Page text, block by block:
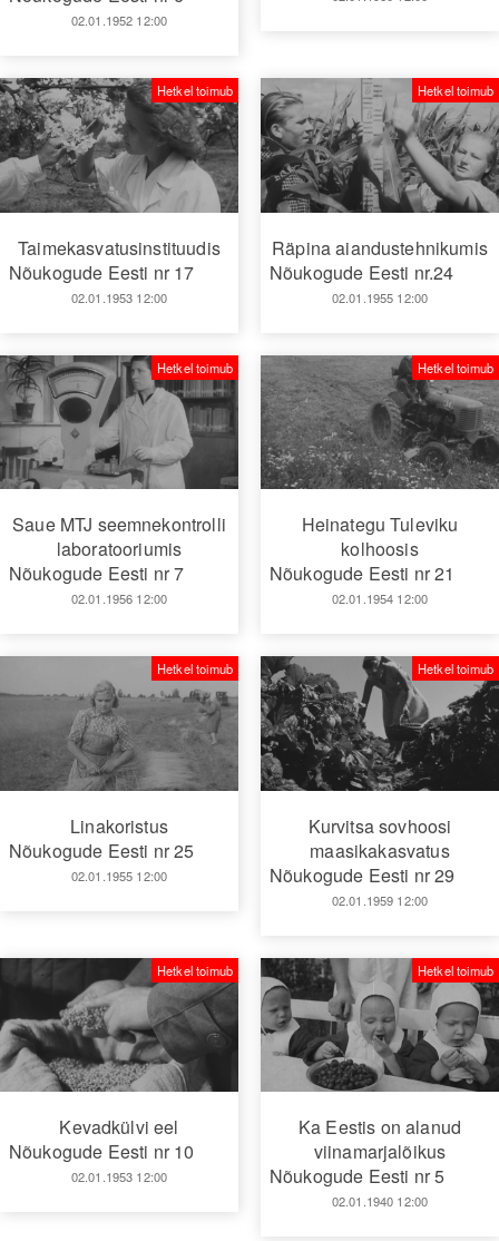
02.01.1952 12:00
Taimekasvatusinstituudis
Nõukogude Eesti nr 17
02.01.1953 12:00
Hetkel toimub
Räpina aiandustehnikumis
Nõukogude Eesti nr.24
02.01.1955 12:00
Hetkel toimub
Saue MTJ seemnekontrolli
laboratooriumis
Nõukogude Eesti nr 7
02.01.1956 12:00
Hetkel toimub
Heinategu Tuleviku
kolhoosis
Nõukogude Eesti nr 21
02.01.1954 12:00
Hetkel toimub
Linakoristus
Nõukogude Eesti nr 25
02.01.1955 12:00
Hetkel toimub
Kurvitsa sovhoosi
maasikakasvatus
Nõukogude Eesti nr 29
02.01.1959 12:00
Hetkel toimub
Kevadkülvi eel
Nõukogude Eesti nr 10
02.01.1953 12:00
Hetkel toimub
Ka Eestis on alanud
viinamarjalõikus
Nõukogude Eesti nr 5
02.01.1940 12:00
Hetkel toimub